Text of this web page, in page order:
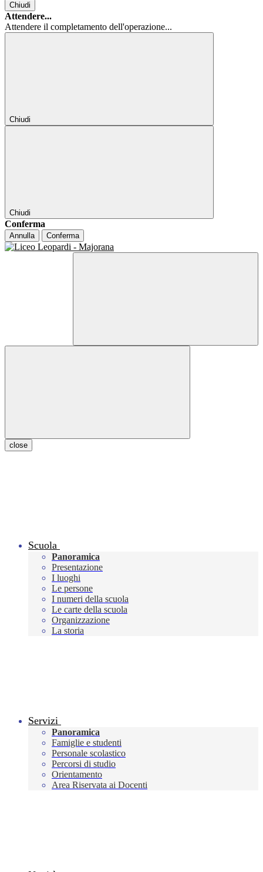
Chiudi
Attendere...
Attendere il completamento dell'operazione...
Chiudi
Chiudi
Conferma
Annulla Conferma
close
Scuola
Panoramica
Presentazione
I luoghi
Le persone
I numeri della scuola
Le carte della scuola
Organizzazione
La storia
Servizi
Panoramica
Famiglie e studenti
Personale scolastico
Percorsi di studio
Orientamento
Area Riservata ai Docenti